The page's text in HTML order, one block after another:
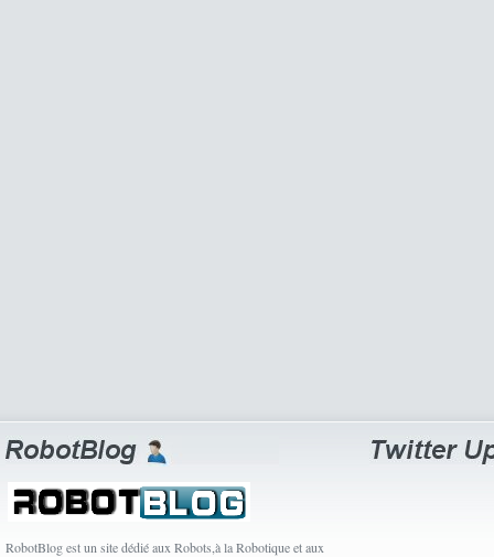
RobotBlog est un site dédié aux Robots,à la Robotique et aux